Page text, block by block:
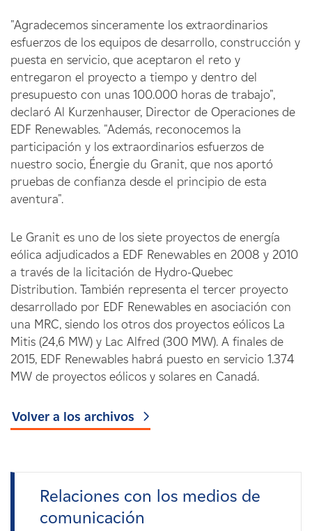
"Agradecemos sinceramente los extraordinarios
esfuerzos de los equipos de desarrollo, construcción y
puesta en servicio, que aceptaron el reto y
entregaron el proyecto a tiempo y dentro del
presupuesto con unas 100.000 horas de trabajo",
declaró Al Kurzenhauser, Director de Operaciones de
EDF Renewables. "Además, reconocemos la
participación y los extraordinarios esfuerzos de
nuestro socio, Énergie du Granit, que nos aportó
pruebas de confianza desde el principio de esta
aventura".
Le Granit es uno de los siete proyectos de energía
eólica adjudicados a EDF Renewables en 2008 y 2010
a través de la licitación de Hydro-Quebec
Distribution. También representa el tercer proyecto
desarrollado por EDF Renewables en asociación con
una MRC, siendo los otros dos proyectos eólicos La
Mitis (24,6 MW) y Lac Alfred (300 MW). A finales de
2015, EDF Renewables habrá puesto en servicio 1.374
MW de proyectos eólicos y solares en Canadá.
Volver a los archivos
Relaciones con los medios de
comunicación